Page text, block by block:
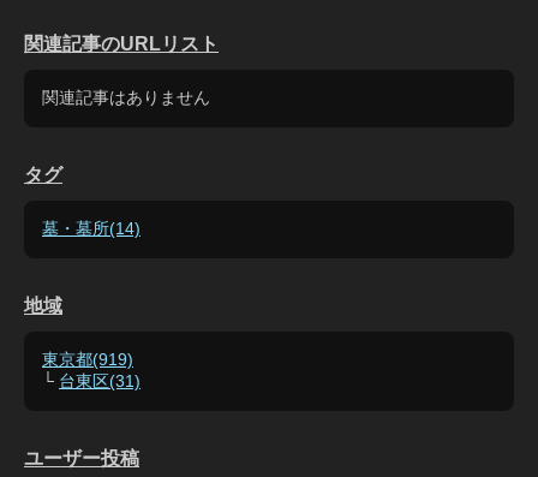
関連記事のURLリスト
関連記事はありません
タグ
墓・墓所(14)
地域
東京都(919)
└ 台東区(31)
ユーザー投稿